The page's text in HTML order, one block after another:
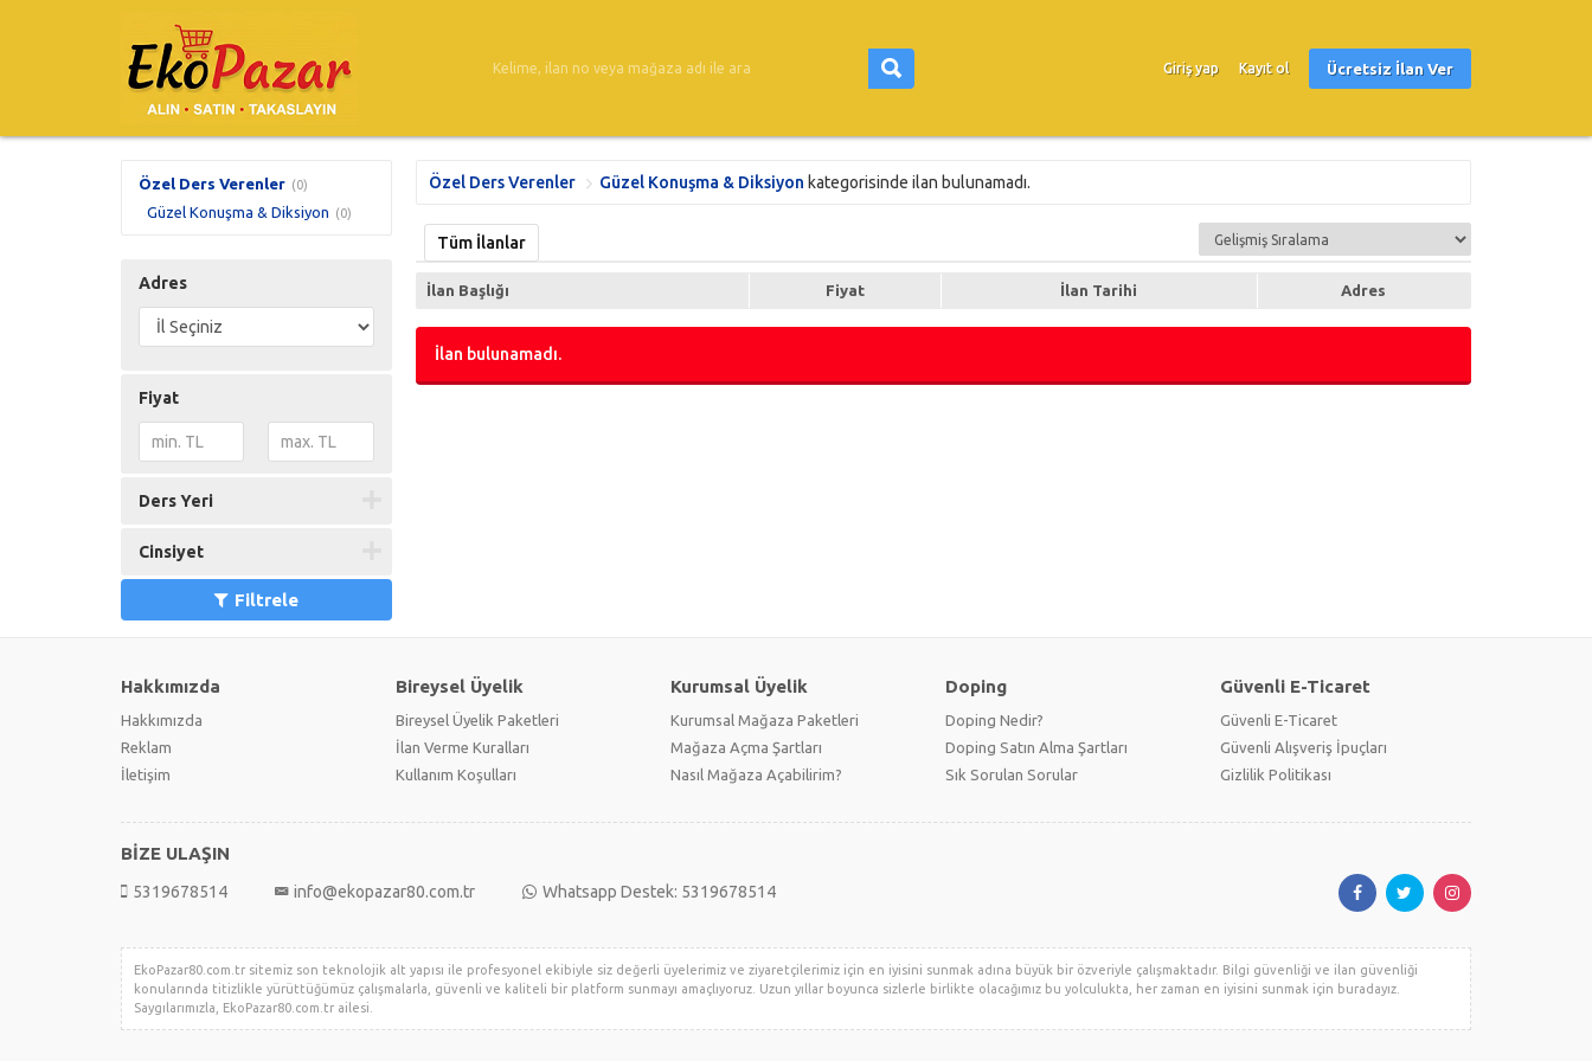
Giriş yap Kayıt ol Ücretsiz İlan Ver
Özel Ders Verenler (0)
Güzel Konuşma & Diksiyon (0)
Adres
Fiyat
Ders Yeri
Cinsiyet
Filtrele
Özel Ders Verenler Güzel Konuşma & Diksiyon kategorisinde ilan bulunamadı.
Tüm İlanlar
İlan Başlığı Fiyat İlan Tarihi Adres
İlan bulunamadı.
Hakkımızda
Hakkımızda
Reklam
İletişim
Bireysel Üyelik
Bireysel Üyelik Paketleri
İlan Verme Kuralları
Kullanım Koşulları
Kurumsal Üyelik
Kurumsal Mağaza Paketleri
Mağaza Açma Şartları
Nasıl Mağaza Açabilirim?
Doping
Doping Nedir?
Doping Satın Alma Şartları
Sık Sorulan Sorular
Güvenli E-Ticaret
Güvenli E-Ticaret
Güvenli Alışveriş İpuçları
Gizlilik Politikası
BİZE ULAŞIN
5319678514 info@ekopazar80.com.tr Whatsapp Destek: 5319678514
EkoPazar80.com.tr sitemiz son teknolojik alt yapısı ile profesyonel ekibiyle siz değerli üyelerimiz ve ziyaretçilerimiz için en iyisini sunmak adına büyük bir özveriyle çalışmaktadır. Bilgi güvenliği ve ilan güvenliği
konularında titizlikle yürüttüğümüz çalışmalarla, güvenli ve kaliteli bir platform sunmayı amaçlıyoruz. Uzun yıllar boyunca sizlerle birlikte olacağımız bu yolculukta, her zaman en iyisini sunmak için buradayız.
Saygılarımızla, EkoPazar80.com.tr ailesi.